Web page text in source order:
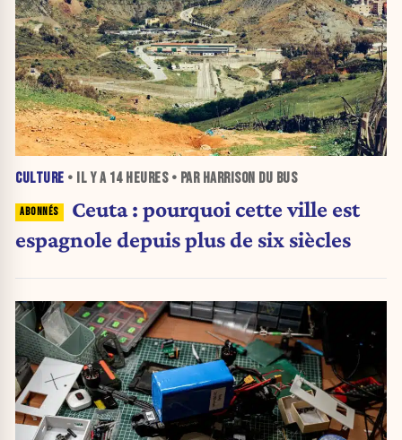
CULTURE • IL Y A 14 HEURES• PAR HARRISON DU BUS
Ceuta : pourquoi cette ville est
espagnole depuis plus de six siècles